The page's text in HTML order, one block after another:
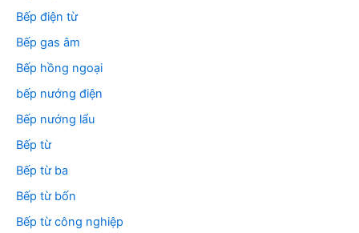
Bếp điện từ
Bếp gas âm
Bếp hồng ngoại
bếp nướng điện
Bếp nướng lẩu
Bếp từ
Bếp từ ba
Bếp từ bốn
Bếp từ công nghiệp